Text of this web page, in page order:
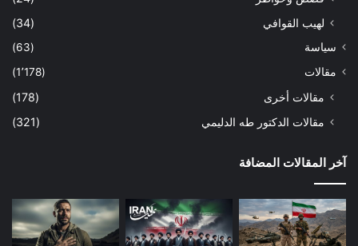
لهيب القوافي
(34)
سياسة
(63)
مقالات
(1٬178)
مقالات أخرى
(178)
مقالات الدكتور طه الدليمي
(321)
آخر المقالات المضافة